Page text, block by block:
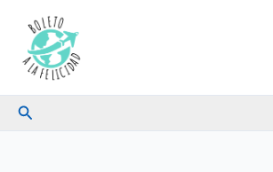
contenido
Buscar